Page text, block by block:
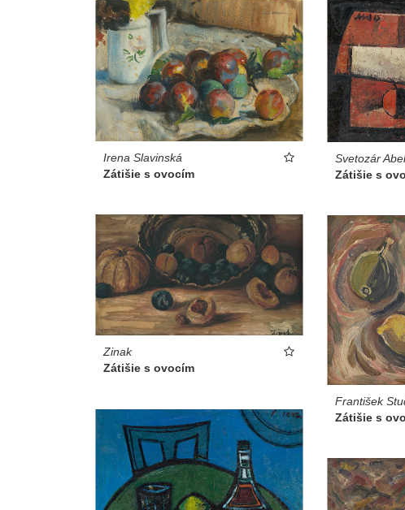
Irena Slavinská
Zátišie s ovocím
Svetozár Abel
Zátišie s
Zinak
Zátišie s ovocím
František
Zátišie s